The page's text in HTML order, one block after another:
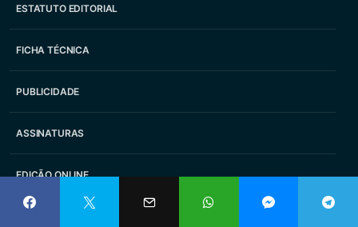
ESTATUTO EDITORIAL
FICHA TÉCNICA
PUBLICIDADE
ASSINATURAS
EDIÇÃO ONLINE